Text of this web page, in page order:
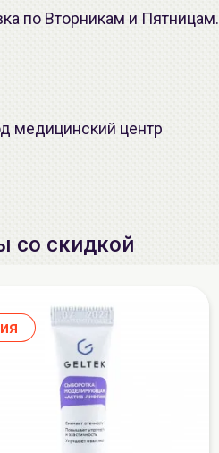
по Вторникам и Пятницам.
медицинский центр
со скидкой